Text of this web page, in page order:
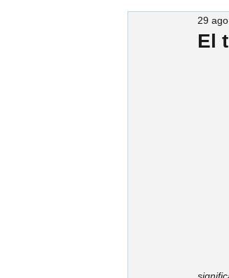
Terapia de
El
29